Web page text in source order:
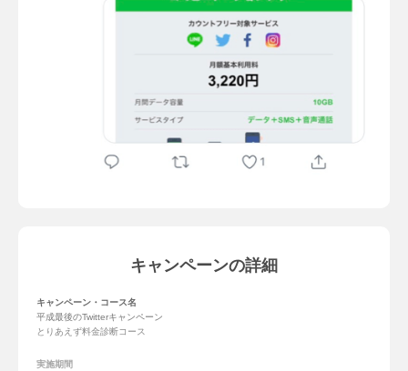
キャンペーンの詳細
キャンペーン・コース名
平成最後のTwitterキャンペーン
とりあえず料金診断コース
実施期間